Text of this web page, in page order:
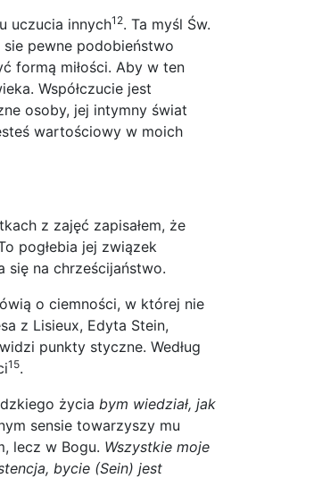
uczucia innych12. Ta myśl Św.
sie pewne podobieństwo
formą miłości. Aby w ten
Współczucie jest
osoby, jej intymny świat
wartościowy w moich
z zajęć zapisałem, że
pogłebia jej związek
się na chrześcijaństwo.
o ciemności, w której nie
z Lisieux, Edyta Stein,
punkty styczne. Według
15.
życia bym wiedział, jak
sensie towarzyszy mu
lecz w Bogu. Wszystkie moje
bycie (Sein) jest